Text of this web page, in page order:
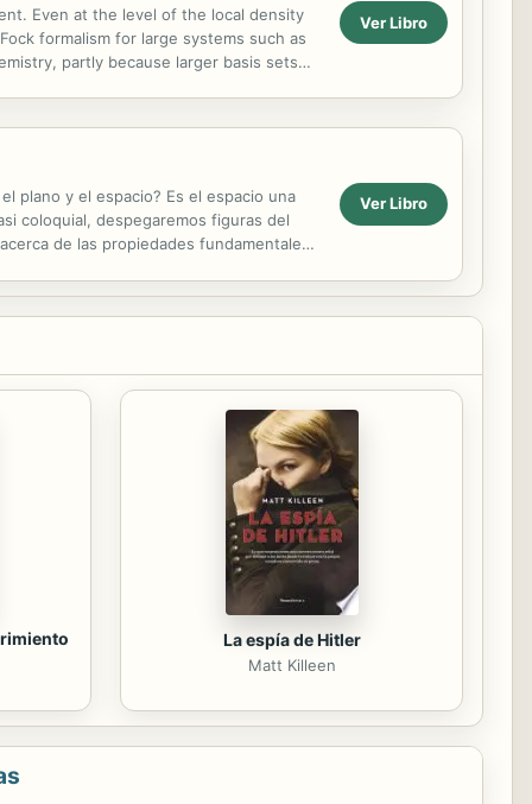
Even at the level of the local density
formalism for large systems such as
partly because larger basis sets
Ver Libro
plano y el espacio? Es el espacio una
coloquial, despegaremos figuras del
de las propiedades fundamentales
Ver Libro
La espía de Hitler
Matt Killeen